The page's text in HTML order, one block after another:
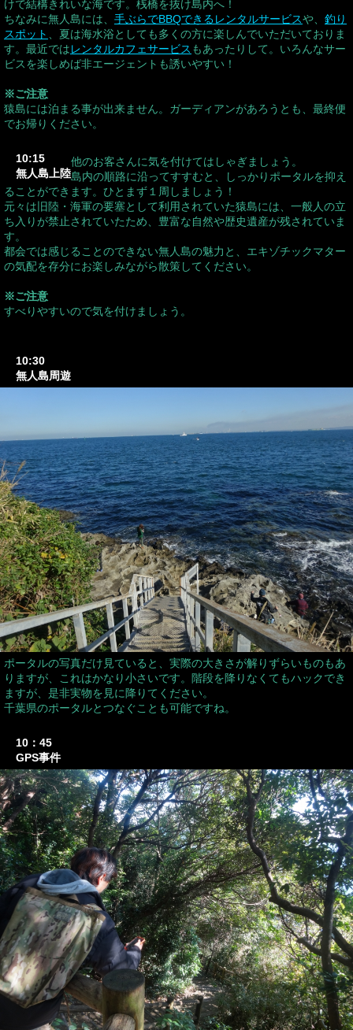
けで結構きれいな海です。桟橋を抜け島内へ！
ちなみに無人島には、 手ぶらでBBQできるレンタルサービスや、 釣り
スポット
、夏は海水浴としても多くの方に楽しんでいただいておりま
す。最近ではレンタルカフェサービス もあったりして。いろんなサー
ビスを楽しめば非エージェントも誘いやすい！
※ご注意
猿島には泊まる事が出来ません。ガーディアンがあろうとも、最終便
でお帰りください。
10:15
無人島上陸
他のお客さんに気を付けてはしゃぎましょう。
島内の順路に沿ってすすむと、しっかりポータルを抑え
ることができます。ひとまず１周しましょう！
元々は旧陸・海軍の要塞として利用されていた猿島には、一般人の立
ち入りが禁止されていたため、豊富な自然や歴史遺産が残されていま
す。
都会では感じることのできない無人島の魅力と、エキゾチックマター
の気配を存分にお楽しみながら散策してください。
※ご注意
すべりやすいので気を付けましょう。
10:30
無人島周遊
ポータルの写真だけ見ていると、実際の大きさが解りずらいものもあ
りますが、これはかなり小さいです。階段を降りなくてもハックでき
ますが、是非実物を見に降りてください。
千葉県のポータルとつなぐことも可能ですね。
10：45
GPS事件